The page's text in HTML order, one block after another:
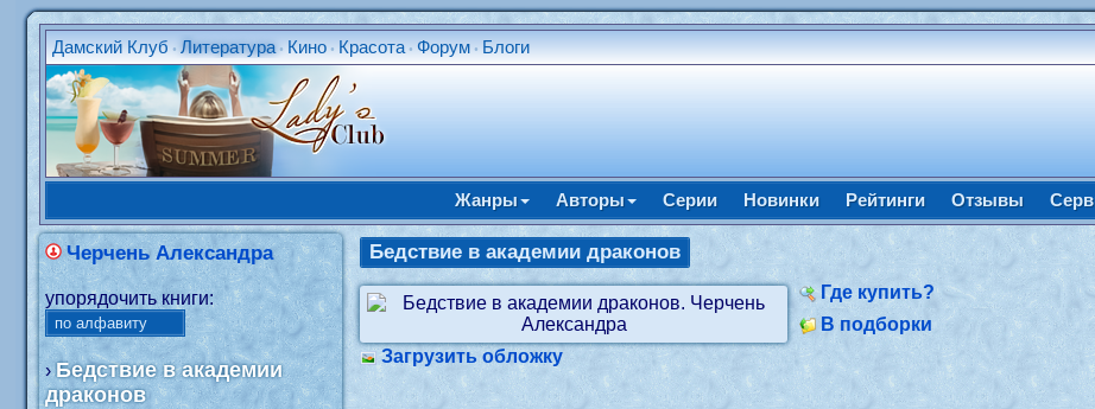
Дамский Клуб •Литература • Кино • Красота •Форум • Блоги
Жанры Авторы Серии Новинки Рейтинги Отзывы
Черчень Александра
упорядочить книги:
›Бедствие в академии
драконов
Бедствие в академии драконов
Где купить?
В подборки
Загрузить обложку